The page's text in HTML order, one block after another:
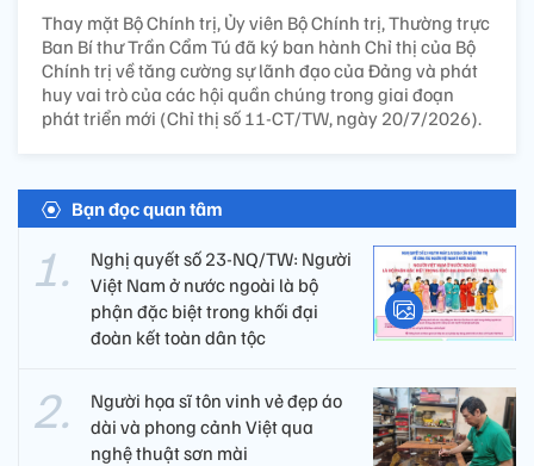
Thay mặt Bộ Chính trị, Ủy viên Bộ Chính trị, Thường trực
Ban Bí thư Trần Cẩm Tú đã ký ban hành Chỉ thị của Bộ
Chính trị về tăng cường sự lãnh đạo của Đảng và phát
huy vai trò của các hội quần chúng trong giai đoạn
phát triển mới (Chỉ thị số 11-CT/TW, ngày 20/7/2026).
Bạn đọc quan tâm
Nghị quyết số 23-NQ/TW: Người
Việt Nam ở nước ngoài là bộ
phận đặc biệt trong khối đại
đoàn kết toàn dân tộc
Người họa sĩ tôn vinh vẻ đẹp áo
dài và phong cảnh Việt qua
nghệ thuật sơn mài